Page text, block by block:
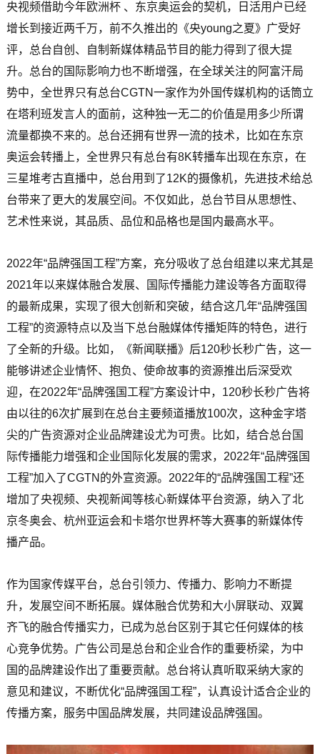
央视频借助今年欧洲杯 、东京奥运会的契机，日活用户已经
增长到接近两千万，前不久推出的《央young之夏》广受好
评，总台自创、自制新媒体精品节目的能力得到了很大提
升。总台的国际影响力也不断增强，在全球关注的阿富汗局
势中，全世界只有总台CGTN一家作为外国传媒机构的话筒立
在塔利班发言人的面前，这种独一无二的价值是用多少所谓
流量都换不来的。总台还拥有世界一流的技术，比如在东京
奥运会转播上，全世界只有总台有8K转播车出现在东京，在
三星堆考古直播中，总台用到了12K的摄像机，先进技术给总
台带来了更大的发展空间。不仅如此，总台节目从思想性、
艺术性来说，其品质、品位和品格也是国内最高水平。
2022年“品牌强国工程”方案，充分吸收了总台组建以来尤其是
2021年以来媒体融合发展、国际传播能力建设等各方面取得
的最新成果，实现了很大创新和突破，结合这几年“品牌强国
工程”的资源特点以及当下总台融媒体传播矩阵的特色，进行
了全新的升级。比如，《新闻联播》后120秒长秒广告，这一
能够讲述企业情怀、抱负、使命故事的资源推出后深受欢
迎，在2022年“品牌强国工程”方案设计中，120秒长秒广告将
由以往的6次扩展到在总台主要频道播放100次，这种金字塔
尖的广告资源对企业品牌建设尤为可贵。比如，结合总台国
际传播能力增强和企业国际化发展的需求，2022年“品牌强国
工程”加入了CGTN的外宣资源。2022年的“品牌强国工程”还
增加了央视频、央视新闻等核心新媒体平台资源，纳入了北
京冬奥会、杭州亚运会和卡塔尔世界杯等大赛事的新媒体传
播产品。
作为国家传媒平台，总台引领力、传播力、影响力不断提
升，发展空间不断拓展。媒体融合优势和大小屏联动、双翼
齐飞的融合传播实力，已成为总台区别于其它任何媒体的核
心竞争优势。广告公司是总台和企业合作的重要桥梁，为中
国的品牌建设作出了重要贡献。总台将认真听取采纳大家的
意见和建议，不断优化“品牌强国工程”，认真设计适合企业的
传播方案，服务中国品牌发展，共同建设品牌强国。